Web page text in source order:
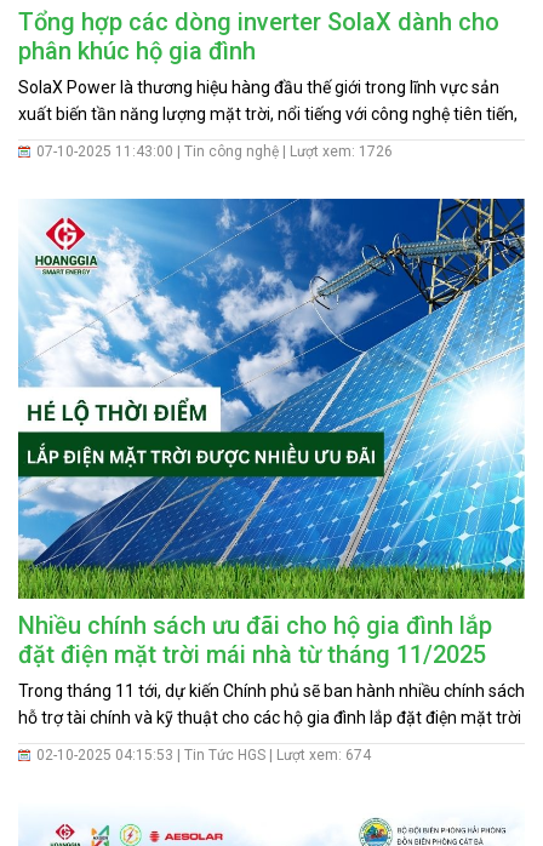
Tổng hợp các dòng inverter SolaX dành cho
phân khúc hộ gia đình
SolaX Power là thương hiệu hàng đầu thế giới trong lĩnh vực sản
xuất biến tần năng lượng mặt trời, nổi tiếng với công nghệ tiên tiến,
độ bền cao và khả năng lưu trữ điện thông minh. Các dòng inverter
sử dụng điện mặt trời hiện nay.
07-10-2025 11:43:00 | Tin công nghệ | Lượt xem: 1726
Nhiều chính sách ưu đãi cho hộ gia đình lắp
đặt điện mặt trời mái nhà từ tháng 11/2025
Trong tháng 11 tới, dự kiến Chính phủ sẽ ban hành nhiều chính sách
hỗ trợ tài chính và kỹ thuật cho các hộ gia đình lắp đặt điện mặt trời
mái nhà tự sản xuất, tự tiêu thụ, đặc biệt khi có tích hợp hệ thống
DẪN ĐĂNG KÝ PHÁT TRIỂN NGUỒN ĐIỆN MẶT TRỜI MÁI NHÀ
02-10-2025 04:15:53 | Tin Tức HGS | Lượt xem: 674